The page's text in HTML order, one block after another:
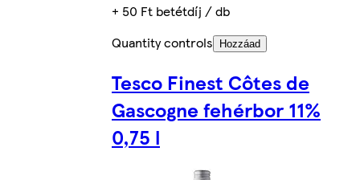
+ 50 Ft betétdíj / db
Quantity controls
Hozzáad
Tesco Finest Côtes de
Gascogne fehérbor 11%
0,75 l